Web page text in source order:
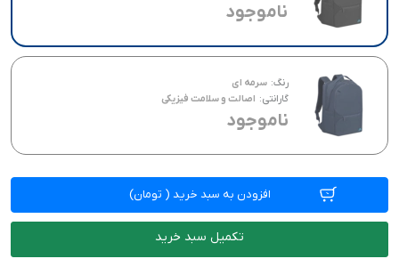
ناموجود
رنگ: سرمه ای
گارانتی: اصالت و سلامت فیزیکی
ناموجود
افزودن به سبد خرید ( تومان)
تکمیل سبد خرید